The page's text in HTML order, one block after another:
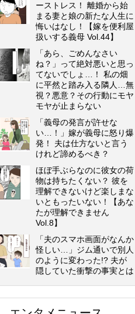
ーストレス！ 離婚から始
まる妻と娘の新たな人生に
悔いはなし！【嫁を便利屋
扱いする義母 Vol.44】
「あら、ごめんなさい
ね？」って絶対悪いと思っ
てないでしょ…！ 私の畑
に平然と踏み入る隣人…無
視？悪意？その行動にモヤ
モヤが止まらない
「義母の発言が許せな
い…！」嫁が義母に怒り爆
発！ 夫は仕方ないと言う
けれど諦めるべき？
ほぼ手ぶらなのに彼女の荷
物は持ちたくない？ 彼を
理解できないけど楽しまな
いともったいない！【あな
たが理解できません
Vol.8】
「夫のスマホ画面がなんか
怪しい…」ジム通いで別人
のように変わった!? 夫が
隠していた衝撃の事実とは